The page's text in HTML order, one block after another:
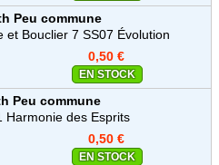
Peu commune
et Bouclier 7 SS07 Évolution
0,50 €
EN STOCK
Peu commune
Harmonie des Esprits
0,50 €
EN STOCK